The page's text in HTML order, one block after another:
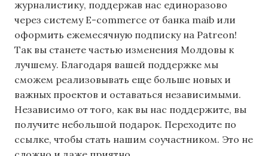
журналистику, поддержав нас единоразово
через систему E-commerce от банка maib или
оформить ежемесячную подписку на Patreon!
Так вы станете частью изменения Молдовы к
лучшему. Благодаря вашей поддержке мы
сможем реализовывать еще больше новых и
важных проектов и оставаться независимыми.
Независимо от того, как вы нас поддержите, вы
получите небольшой подарок. Переходите по
ссылке, чтобы стать нашим соучастником. Это не